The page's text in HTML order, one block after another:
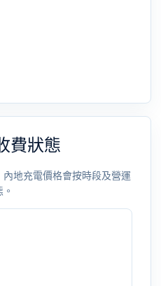
費狀態
地充電價格會按時段及營運